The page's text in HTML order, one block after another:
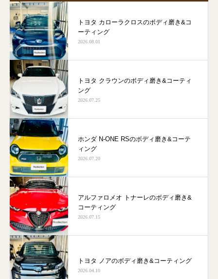
トヨタ カローラクロスのボディ磨き&コ
ーティング
2026.08.01
トヨタ クラウンのボディ磨き&コーティ
ング
2026.07.25
ホンダ N-ONE RSのボディ磨き&コーテ
ィング
2026.07.20
アルファロメオ トナーレのボディ磨き&
コーティング
2026.07.15
トヨタ ノアのボディ磨き&コーティング
2026.04.10